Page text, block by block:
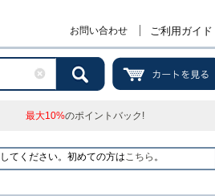
お問い合わせ ご利用ガイド
最大10%のポイントバック!
してください。初めての方はこちら 。